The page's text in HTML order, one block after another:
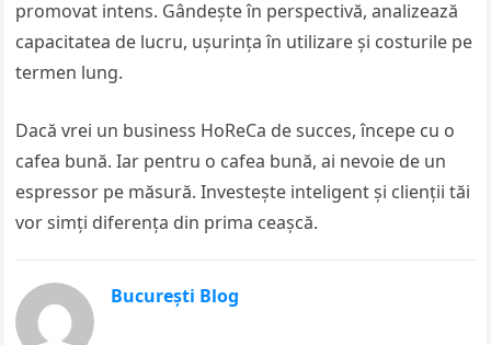
promovat intens. Gândește în perspectivă, analizează
capacitatea de lucru, ușurința în utilizare și costurile pe
termen lung.
Dacă vrei un business HoReCa de succes, începe cu o
cafea bună. Iar pentru o cafea bună, ai nevoie de un
espressor pe măsură. Investește inteligent și clienții tăi
vor simți diferența din prima ceașcă.
București Blog